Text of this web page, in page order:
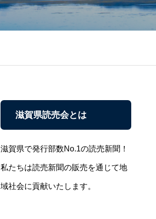
滋賀県読売会とは
滋賀県で発行部数No.1の読売新聞！
私たちは読売新聞の販売を通じて地
域社会に貢献いたします。